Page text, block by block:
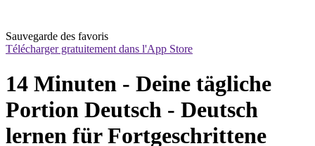
Sauvegarde des favoris
Télécharger gratuitement dans l'App Store
14 Minuten - Deine tägliche
Portion Deutsch - Deutsch
lernen für Fortgeschrittene